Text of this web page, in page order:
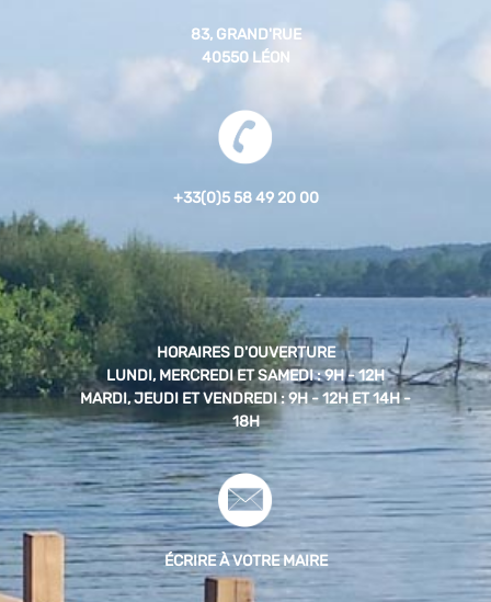
83, GRAND'RUE
40550 LÉON
+33(0)5 58 49 20 00
HORAIRES D'OUVERTURE
LUNDI, MERCREDI ET SAMEDI : 9H - 12H
MARDI, JEUDI ET VENDREDI : 9H - 12H ET 14H -
18H
ÉCRIRE À VOTRE MAIRE